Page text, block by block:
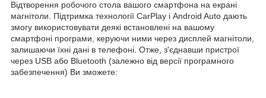
Відтворення робочого стола вашого смартфона на екрані
магнітоли. Підтримка технології CarPlay і Android Auto дають
змогу використовувати деякі встановлені на вашому
смартфоні програми, керуючи ними через дисплей магнітоли,
залишаючи їхні дані в телефоні. Отже, з'єднавши пристрої
через USB або Bluetooth (залежно від версії програмного
забезпечення) Ви зможете: